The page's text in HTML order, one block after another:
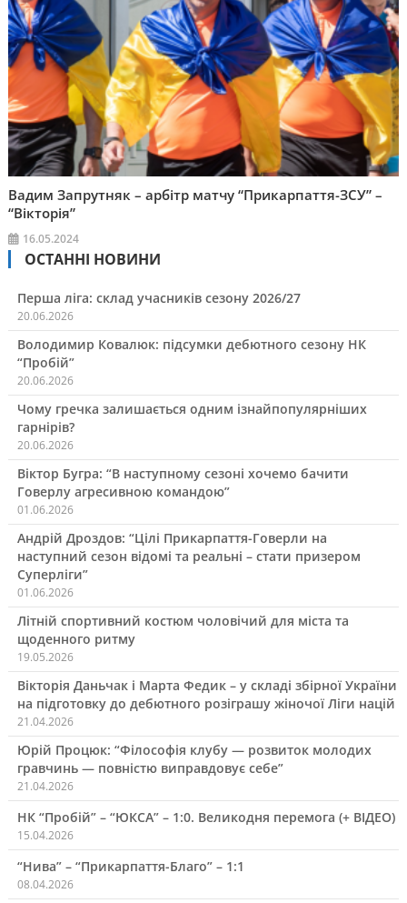
Вадим Запрутняк – арбітр матчу “Прикарпаття-ЗСУ” –
“Вікторія”
16.05.2024
ОСТАННІ НОВИНИ
Перша ліга: склад учасників сезону 2026/27
20.06.2026
Володимир Ковалюк: підсумки дебютного сезону НК
“Пробій”
20.06.2026
Чому гречка залишається одним ізнайпопулярніших
гарнірів?
20.06.2026
Віктор Бугра: “В наступному сезоні хочемо бачити
Говерлу агресивною командою”
01.06.2026
Андрій Дроздов: “Цілі Прикарпаття-Говерли на
наступний сезон відомі та реальні – стати призером
Суперліги”
01.06.2026
Літній спортивний костюм чоловічий для міста та
щоденного ритму
19.05.2026
Вікторія Даньчак і Марта Федик – у складі збірної України
на підготовку до дебютного розіграшу жіночої Ліги націй
21.04.2026
Юрій Процюк: “Філософія клубу — розвиток молодих
гравчинь — повністю виправдовує себе”
21.04.2026
НК “Пробій” – “ЮКСА” – 1:0. Великодня перемога (+ ВІДЕО)
15.04.2026
“Нива” – “Прикарпаття-Благо” – 1:1
08.04.2026